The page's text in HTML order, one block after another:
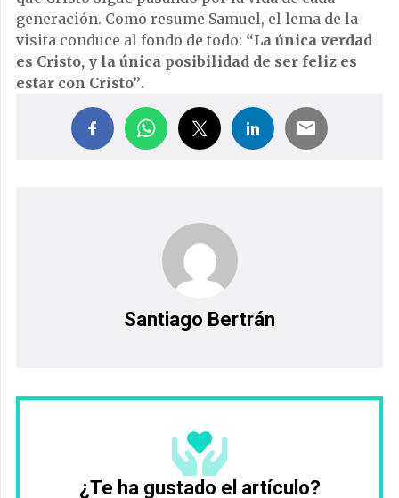
generación. Como resume Samuel, el lema de la
visita conduce al fondo de todo: “La única verdad
es Cristo, y la única posibilidad de ser feliz es
estar con Cristo”.
Santiago Bertrán
¿Te ha gustado el artículo?